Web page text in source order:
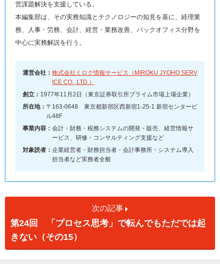
営課題解決を支援している。
本編集部は、その実務知識とテクノロジーの知見を基に、経理業
務、人事・労務、会計、経営・業務改善、バックオフィス分野を
中心に実務解説を行う。
運営会社： 株式会社ミロク情報サービス（MIROKU JYOHO SERV
ICE CO., LTD.）
創立： 1977年11月2日（東京証券取引所プライム市場上場企業）
所在地： 〒163-0648 東京都新宿区西新宿1-25-1 新宿センタービ
ル48F
事業内容： 会計・財務・税務システムの開発・販売、経営情報サ
ービス、研修・コンサルティング支援など
対象読者： 企業経営者・財務担当者・会計事務所・システム導入
担当者など実務者全般
次の記事
第24回 「プロセス思考」で転んでもただでは起
きない（その15）